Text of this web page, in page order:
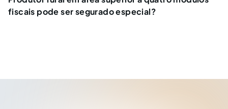
fiscais pode ser segurado especial?